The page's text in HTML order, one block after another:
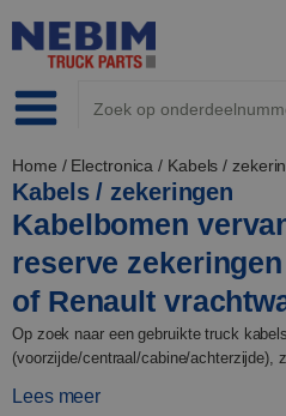
Home / Electronica / Kabels /
Kabels / zekeringen
Kabelbomen
reserve
of Renault
Op zoek naar een gebruikte truck
(voorzijde/centraal/cabine/achterzijde),
toonaangevende leverancier van
Lees meer